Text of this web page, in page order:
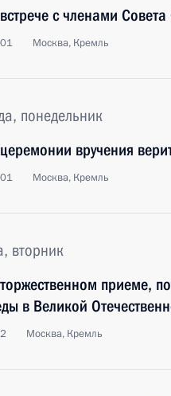
с членами
Москва, Кремль
понедельник
вручения
Москва, Кремль
вторник
приеме,
в Великой
Москва, Кремль